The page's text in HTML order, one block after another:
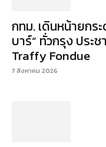
กทม. เดินหน้ายกร
บาร์” ทั่วกรุง ประ
Traffy Fondue
7 สิงหาคม 2026